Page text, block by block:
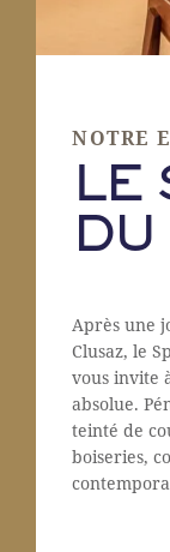
NOTRE
LE
Après une
Clusaz, le
vous invite
absolue.
teinté de
boiseries,